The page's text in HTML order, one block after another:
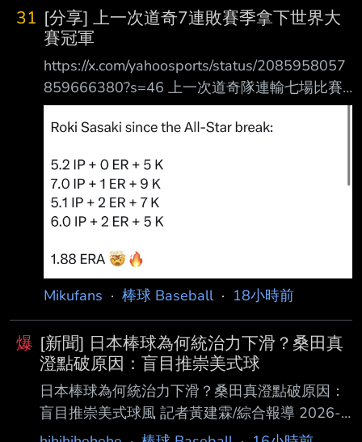
31 [分享] 上一次道奇7連敗賽季拿下世界大
賽冠軍
https://x.com/yahoosports/status/2085958057
859666380?s=46 上一次道奇隊連輸七場比賽
最終以拿下世界大賽冠軍收尾 Edwin Diaz賽後
訪問： 「我是個大聯盟投手……當我上場比賽
球。 」 Edwin Diaz加入道奇後成績： 9.0 IP
11.00 ERA 2.44 WHIP 2 Blown Saves 不急季
後賽準備先發海
Mikufans · 棒球 Baseball· 18小時前
爆 [新聞] 日本棒球為何統治力下滑？桑田真
澄點破原因：盲目推崇美式球
日本棒球為何統治力下滑？桑田真澄點破原因：
盲目推崇美式球風 記者黃建霖/綜合報導 2026-
08-07 14:59:10 日本棒球代表隊「侍Japan」